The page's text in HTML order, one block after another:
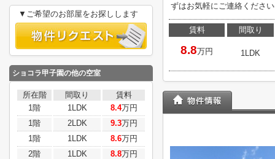
ずはお気軽にご連絡くださ
賃料
8.8万円
間取り
1LDK
▼ご希望のお部屋をお探しします
ショコラ甲子園の他の空室
所在階 間取り
賃料
1階
1LDK 8.4万円
1階
2LDK 9.3万円
1階
1LDK 8.6万円
2階
1LDK 8.8万円